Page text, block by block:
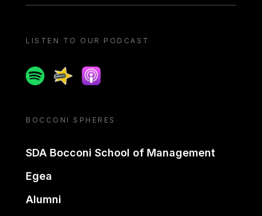
LISTEN TO OUR PODCAST
SpotifySpreakerApple podcast
BOCCONI SPHERES
SDA Bocconi School of Management
Egea
Alumni